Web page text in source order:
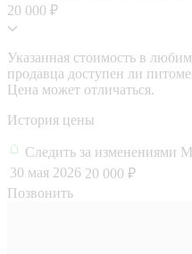
20 000 ₽
Указанная стоимость в
продавца доступен ли
Цена может отличаться.
История цены
Следить за изменениями
30 мая 2026 20 000 ₽
Позвонить